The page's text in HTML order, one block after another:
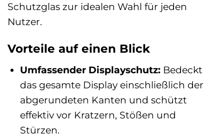
Schutzglas zur idealen Wahl für jeden
Nutzer.
Vorteile auf einen Blick
Umfassender Displayschutz:Bedeckt
das gesamte Display einschließlich der
abgerundeten Kanten und schützt
effektiv vor Kratzern, Stößen und
Stürzen.